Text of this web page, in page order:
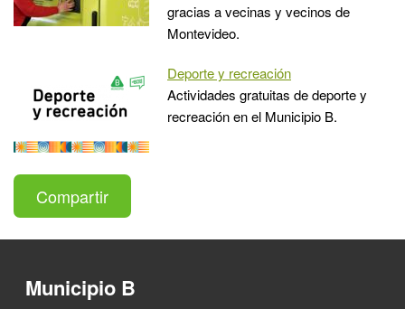
gracias a vecinas y vecinos de
Montevideo.
Deporte y recreación
Actividades gratuitas de deporte y
recreación en el Municipio B.
Compartir
Municipio B